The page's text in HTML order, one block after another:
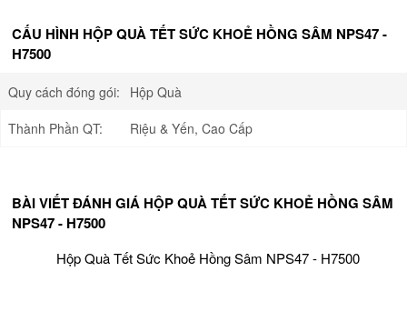
CẤU HÌNH HỘP QUÀ TẾT SỨC KHOẺ HỒNG SÂM NPS47 -
H7500
Quy cách đóng gói:
Hộp Quà
Thành Phần QT:
Riệu & Yến, Cao Cấp
BÀI VIẾT ĐÁNH GIÁ HỘP QUÀ TẾT SỨC KHOẺ HỒNG SÂM
NPS47 - H7500
Hộp Quà Tết Sức Khoẻ Hồng Sâm NPS47 - H7500